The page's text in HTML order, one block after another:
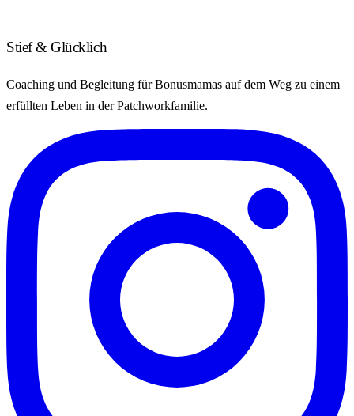
Stief & Glücklich
Coaching und Begleitung für Bonusmamas auf dem Weg zu einem
erfüllten Leben in der Patchworkfamilie.